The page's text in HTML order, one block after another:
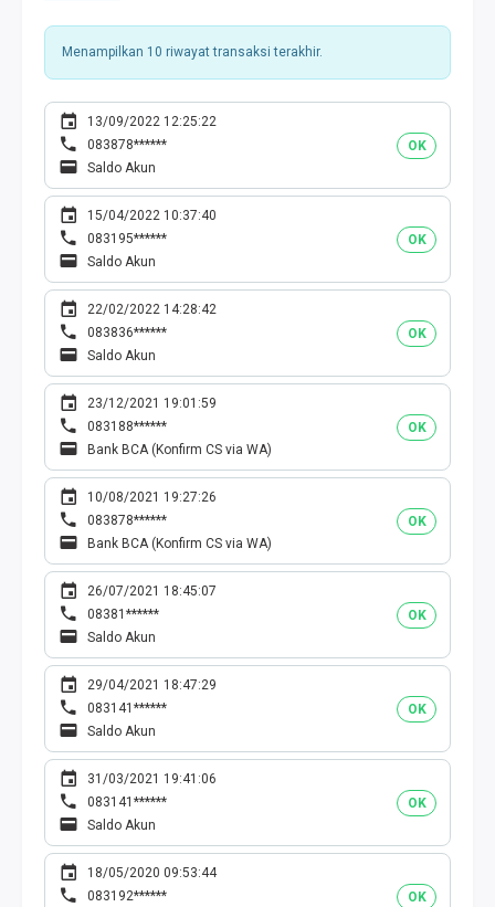
Menampilkan 10 riwayat transaksi terakhir.
OK
13/09/2022 12:25:22
083878******
Saldo Akun
OK
15/04/2022 10:37:40
083195******
Saldo Akun
OK
22/02/2022 14:28:42
083836******
Saldo Akun
OK
23/12/2021 19:01:59
083188******
Bank BCA (Konfirm CS via WA)
OK
10/08/2021 19:27:26
083878******
Bank BCA (Konfirm CS via WA)
OK
26/07/2021 18:45:07
08381******
Saldo Akun
OK
29/04/2021 18:47:29
083141******
Saldo Akun
OK
31/03/2021 19:41:06
083141******
Saldo Akun
OK
18/05/2020 09:53:44
083192******